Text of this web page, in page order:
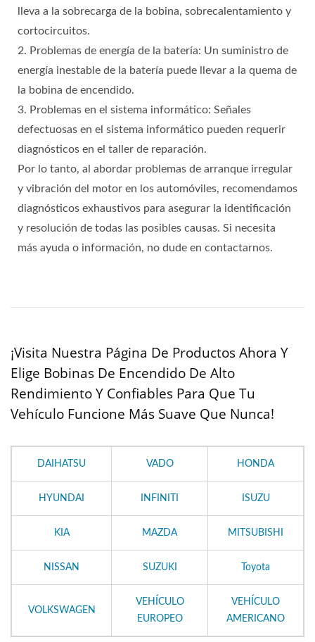
lleva a la sobrecarga de la bobina, sobrecalentamiento y
cortocircuitos.
2. Problemas de energía de la batería: Un suministro de
energía inestable de la batería puede llevar a la quema de
la bobina de encendido.
3. Problemas en el sistema informático: Señales
defectuosas en el sistema informático pueden requerir
diagnósticos en el taller de reparación.
Por lo tanto, al abordar problemas de arranque irregular
y vibración del motor en los automóviles, recomendamos
diagnósticos exhaustivos para asegurar la identificación
y resolución de todas las posibles causas. Si necesita
más ayuda o información, no dude en contactarnos.
¡Visita Nuestra Página De Productos Ahora Y
Elige Bobinas De Encendido De Alto
Rendimiento Y Confiables Para Que Tu
Vehículo Funcione Más Suave Que Nunca!
DAIHATSU VADO HONDA
HYUNDAI INFINITI ISUZU
KIA MAZDA MITSUBISHI
NISSAN SUZUKI Toyota
VOLKSWAGEN
VEHÍCULO
EUROPEO
VEHÍCULO
AMERICANO